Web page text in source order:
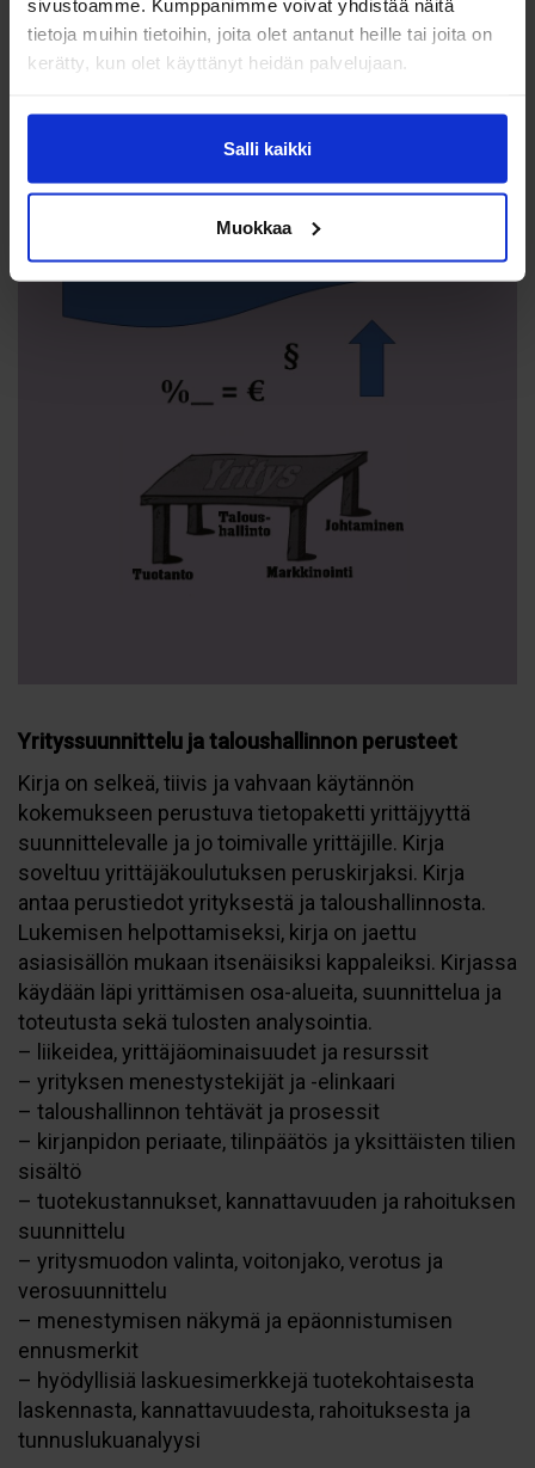
sivustoamme. Kumppanimme voivat yhdistää näitä
tietoja muihin tietoihin, joita olet antanut heille tai joita on
kerätty, kun olet käyttänyt heidän palvelujaan.
Salli kaikki
Muokkaa
Yrityssuunnittelu ja taloushallinnon perusteet
Kirja on selkeä, tiivis ja vahvaan käytännön
kokemukseen perustuva tietopaketti yrittäjyyttä
suunnittelevalle ja jo toimivalle yrittäjille. Kirja
soveltuu yrittäjäkoulutuksen peruskirjaksi. Kirja
antaa perustiedot yrityksestä ja taloushallinnosta.
Lukemisen helpottamiseksi, kirja on jaettu
asiasisällön mukaan itsenäisiksi kappaleiksi. Kirjassa
käydään läpi yrittämisen osa-alueita, suunnittelua ja
toteutusta sekä tulosten analysointia.
– liikeidea, yrittäjäominaisuudet ja resurssit
– yrityksen menestystekijät ja -elinkaari
– taloushallinnon tehtävät ja prosessit
– kirjanpidon periaate, tilinpäätös ja yksittäisten tilien
sisältö
– tuotekustannukset, kannattavuuden ja rahoituksen
suunnittelu
– yritysmuodon valinta, voitonjako, verotus ja
verosuunnittelu
– menestymisen näkymä ja epäonnistumisen
ennusmerkit
– hyödyllisiä laskuesimerkkejä tuotekohtaisesta
laskennasta, kannattavuudesta, rahoituksesta ja
tunnuslukuanalyysi